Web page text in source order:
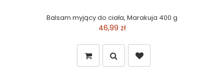
Balsam myjący do ciała, Marakuja 400 g
46,99 zł